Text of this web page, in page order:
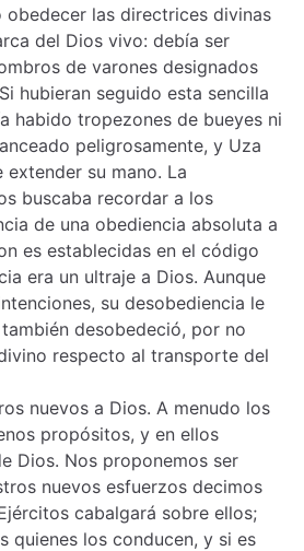
obedecer las directrices divinas
del Dios vivo: debía ser
de varones designados
hubieran seguido esta sencilla
habido tropezones de bueyes ni
peligrosamente, y Uza
su mano. La
buscaba recordar a los
de una obediencia absoluta a
es establecidas en el código
era un ultraje a Dios. Aunque
su desobediencia le
desobedeció, por no
respecto al transporte del
nuevos a Dios. A menudo los
propósitos, y en ellos
Dios. Nos proponemos ser
nuevos esfuerzos decimos
cabalgará sobre ellos;
quienes los conducen, y si es